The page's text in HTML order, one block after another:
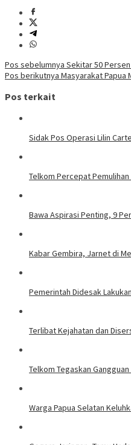
Navigasi
pos
Pos sebelumnya Sekitar 50
Pos berikutnya Masyarakat Papua
Pos terkait
Sidak Pos Operasi Lilin
Telkom Percepat Pemulihan
Bawa Aspirasi Penting, 9
Kabar Gembira, Jarnet di
Pemerintah Didesak
Terlibat Kejahatan dan
Telkom Tegaskan
Warga Papua Selatan